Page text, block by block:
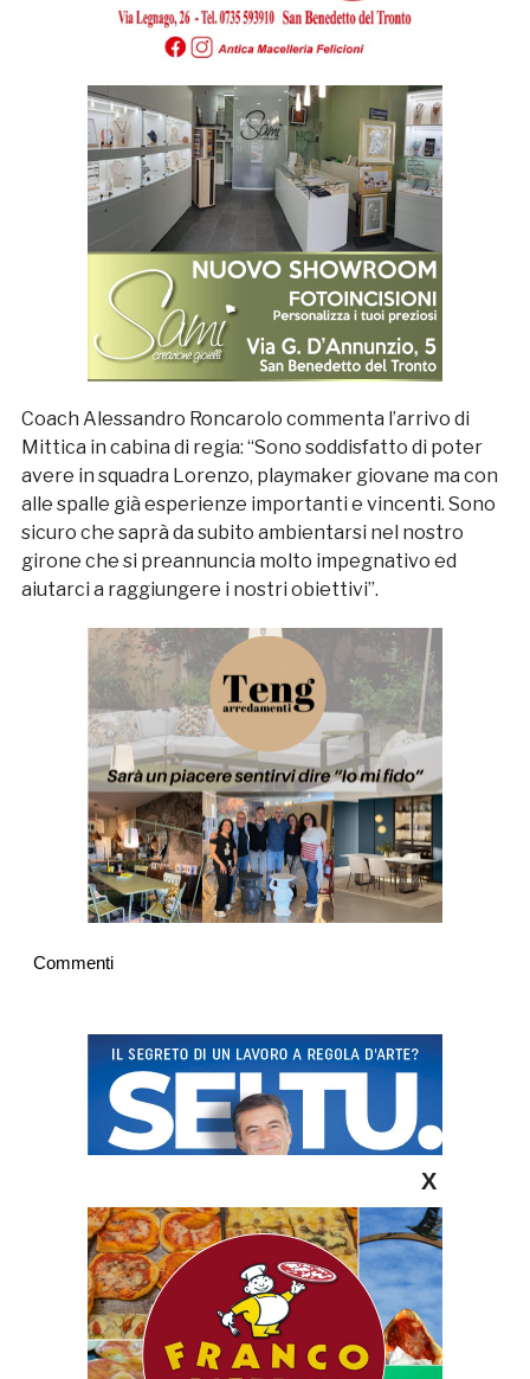
Coach Alessandro Roncarolo commenta l’arrivo di
Mittica in cabina di regia: “Sono soddisfatto di poter
avere in squadra Lorenzo, playmaker giovane ma con
alle spalle già esperienze importanti e vincenti. Sono
sicuro che saprà da subito ambientarsi nel nostro
girone che si preannuncia molto impegnativo ed
aiutarci a raggiungere i nostri obiettivi”.
Commenti
X